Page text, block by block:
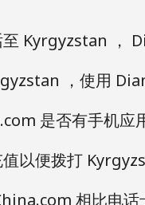
Kyrgyzstan ，
，使用
是否有手机应
以便拨打
相比电